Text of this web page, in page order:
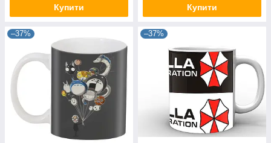
Купити Купити
–37% –37%